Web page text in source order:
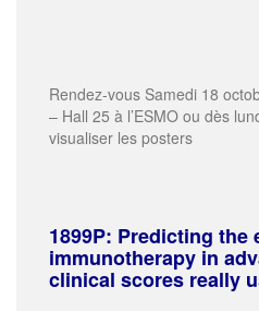
Rendez-vous Samedi 18
– Hall 25 à l’ESMO ou dès
visualiser les posters
1899P: Predicting the
immunotherapy in
clinical scores really